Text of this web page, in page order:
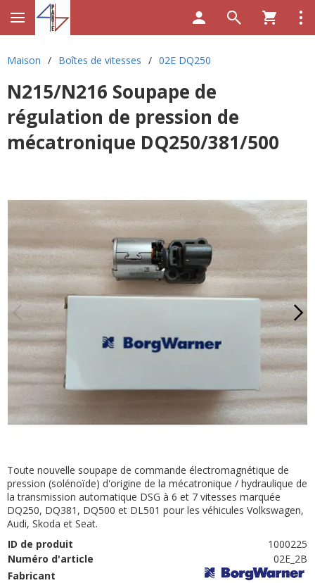
Maison / Boîtes de vitesses / 02E DQ250
N215/N216 Soupape de
régulation de pression de
mécatronique DQ250/381/500
Toute nouvelle soupape de commande électromagnétique de
pression (solénoïde) d'origine de la mécatronique / hydraulique de
la transmission automatique DSG à 6 et 7 vitesses marquée
DQ250, DQ381, DQ500 et DL501 pour les véhicules Volkswagen,
Audi, Skoda et Seat.
ID de produit
1000225
Numéro d'article
02E_2B
Fabricant